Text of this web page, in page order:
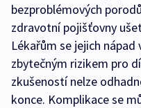
bezproblémových
zdravotní pojišťovny
Lékařům se jejich
zbytečným rizikem pro
zkušeností nelze
konce. Komplikace se